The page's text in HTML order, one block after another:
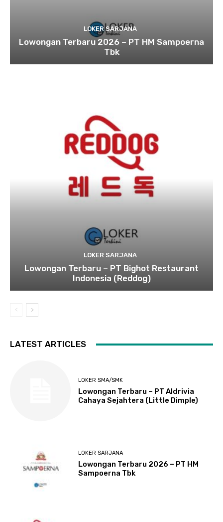
LOKER SARJANA
Lowongan Terbaru 2026 – PT HM Sampoerna
Tbk
LOKER SARJANA
Lowongan Terbaru – PT Bighot Restaurant
Indonesia (Reddog)
LATEST ARTICLES
LOKER SMA/SMK
Lowongan Terbaru – PT Aldrivia
Cahaya Sejahtera (Little Dimple)
LOKER SARJANA
Lowongan Terbaru 2026 – PT HM
Sampoerna Tbk